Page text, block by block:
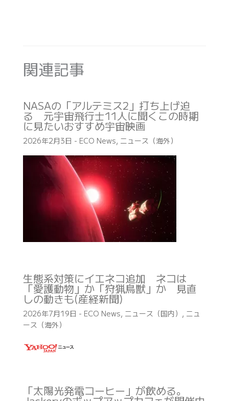
関連記事
NASAの「アルテミス2」打ち上げ迫
る 元宇宙飛行士11人に聞くこの時期
に見たいおすすめ宇宙映画
2026年2月3日 - ECO News, ニュース（海外）
生態系対策にイエネコ追加 ネコは
「愛護動物」か「狩猟鳥獣」か 見直
しの動きも(産経新聞)
2026年7月19日 - ECO News, ニュース（国内） , ニュ
ース（海外）
「太陽光発電コーヒー」が飲める。